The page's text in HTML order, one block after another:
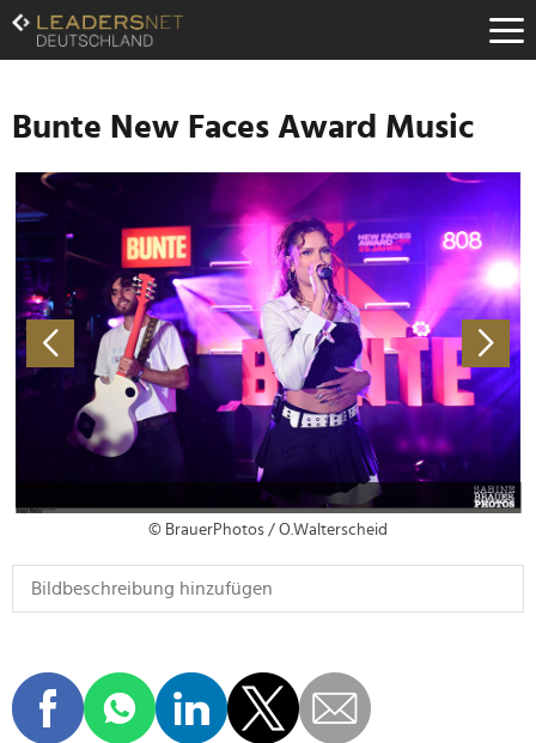
Zum
Inhalt
Zur
Navigation
Zur
Hauptnavigation
Bunte New Faces Award Music
© BrauerPhotos / O.Walterscheid